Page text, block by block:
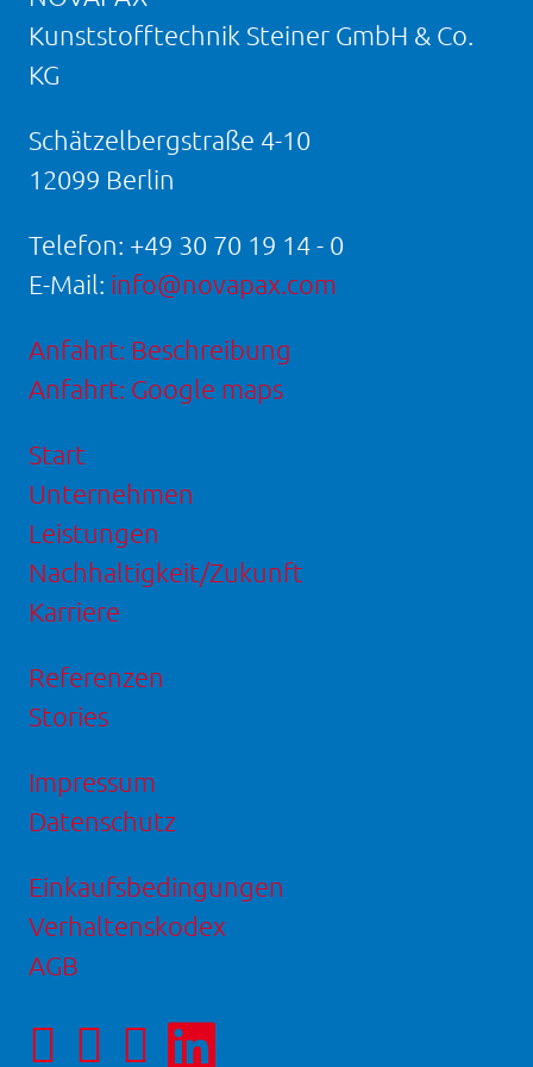
Kunststofftechnik Steiner GmbH & Co.
KG
Schätzelbergstraße 4-10
12099 Berlin
Telefon: +49 30 70 19 14 - 0
E-Mail: info@novapax.com
Anfahrt: Beschreibung
Anfahrt: Google maps
Start
Unternehmen
Leistungen
Nachhaltigkeit/Zukunft
Karriere
Referenzen
Stories
Impressum
Datenschutz
Einkaufsbedingungen
Verhaltenskodex
AGB
Facebookseite
Instagram-
LinkedIn